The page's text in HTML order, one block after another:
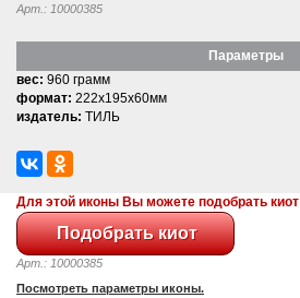
Арт.: 10000385
Параметры
вес: 960 грамм
формат: 222x195x60мм
издатель: ТИЛЬ
Для этой иконы Вы можете подобрать киот
Арт.: 10000385
Посмотреть параметры иконы.